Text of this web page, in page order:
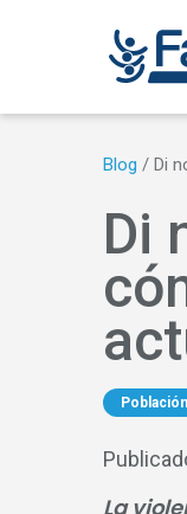
Blog / Di
Di
La